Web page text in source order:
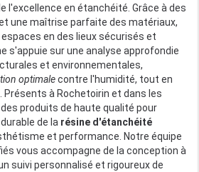
l'excellence en étanchéité. Grâce à des
une maîtrise parfaite des matériaux,
en des lieux sécurisés et
s'appuie sur une analyse approfondie
et environnementales,
optimalecontre l'humidité, tout en
à Rochetoirin et dans les
produits de haute qualité pour
de la résine d'étanchéité
et performance. Notre équipe
vous accompagne de la conception à
suivi personnalisé et rigoureux de